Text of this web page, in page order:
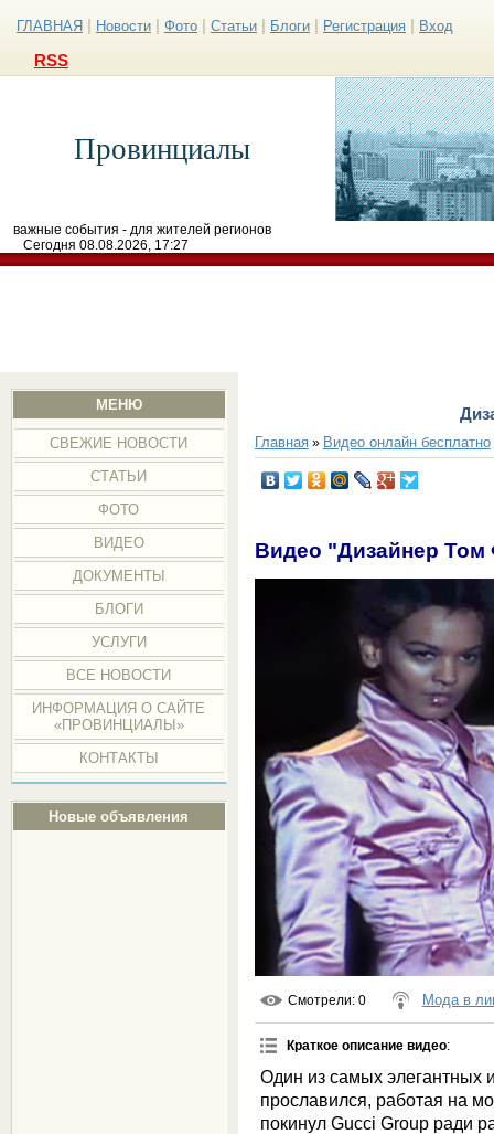
ГЛАВНАЯ Новости Фото Статьи Блоги Регистрация Вход
RSS
Провинциалы
важные события - для жителей регионов
Сегодня 08.08.2026, 17:27
МЕНЮ
СВЕЖИЕ НОВОСТИ
СТАТЬИ
ФОТО
ВИДЕО
ДОКУМЕНТЫ
БЛОГИ
УСЛУГИ
ВСЕ НОВОСТИ
ИНФОРМАЦИЯ О САЙТЕ
«ПРОВИНЦИАЛЫ»
КОНТАКТЫ
Новые объявления
Главная» Видео онлайн бесплатно
Видео "Дизайнер
Смотрели: 0 Мода в
Краткое описание видео:
Один из самых элегантных
прославился, работая на
покинул Gucci Group ради